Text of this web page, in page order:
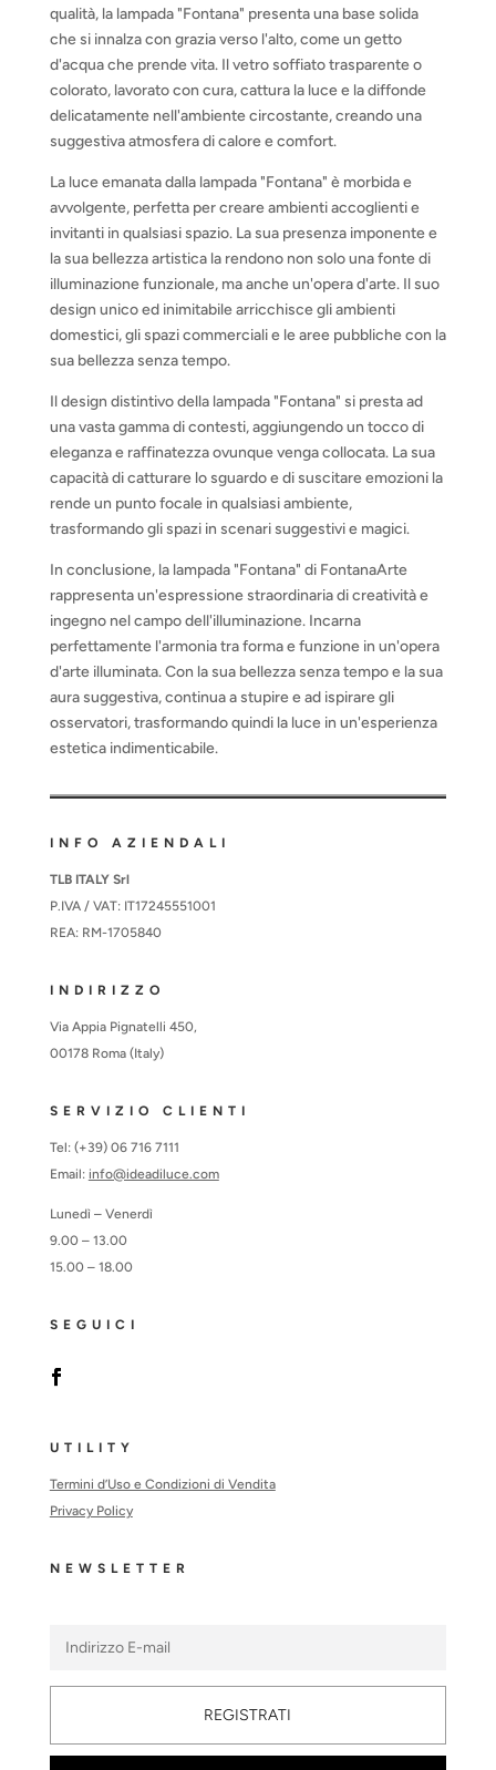
qualità, la lampada "Fontana" presenta una base solida
che si innalza con grazia verso l'alto, come un getto
d'acqua che prende vita. Il vetro soffiato trasparente o
colorato, lavorato con cura, cattura la luce e la diffonde
delicatamente nell'ambiente circostante, creando una
suggestiva atmosfera di calore e comfort.
La luce emanata dalla lampada "Fontana" è morbida e
avvolgente, perfetta per creare ambienti accoglienti e
invitanti in qualsiasi spazio. La sua presenza imponente e
la sua bellezza artistica la rendono non solo una fonte di
illuminazione funzionale, ma anche un'opera d'arte. Il suo
design unico ed inimitabile arricchisce gli ambienti
domestici, gli spazi commerciali e le aree pubbliche con la
sua bellezza senza tempo.
Il design distintivo della lampada "Fontana" si presta ad
una vasta gamma di contesti, aggiungendo un tocco di
eleganza e raffinatezza ovunque venga collocata. La sua
capacità di catturare lo sguardo e di suscitare emozioni la
rende un punto focale in qualsiasi ambiente,
trasformando gli spazi in scenari suggestivi e magici.
In conclusione, la lampada "Fontana" di FontanaArte
rappresenta un'espressione straordinaria di creatività e
ingegno nel campo dell'illuminazione. Incarna
perfettamente l'armonia tra forma e funzione in un'opera
d'arte illuminata. Con la sua bellezza senza tempo e la sua
aura suggestiva, continua a stupire e ad ispirare gli
osservatori, trasformando quindi la luce in un'esperienza
estetica indimenticabile.
INFO AZIENDALI
TLB ITALY Srl
P.IVA / VAT: IT17245551001
REA: RM-1705840
INDIRIZZO
Via Appia Pignatelli 450,
00178 Roma (Italy)
SERVIZIO CLIENTI
Tel: (+39) 06 716 7111
Email: info@ideadiluce.com
Lunedì – Venerdì
9.00 – 13.00
15.00 – 18.00
SEGUICI
UTILITY
Termini d’Uso e Condizioni di Vendita
Privacy Policy
NEWSLETTER
REGISTRATI